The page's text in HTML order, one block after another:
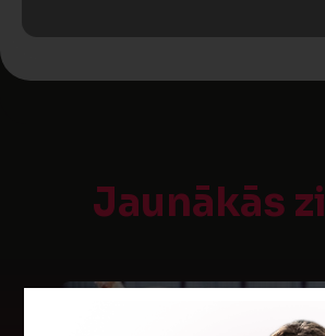
Jaunākās